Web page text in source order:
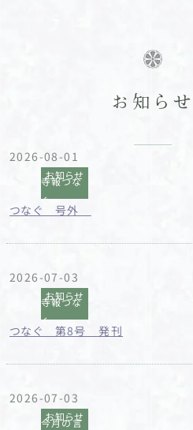
お知らせ
2026-08-01
お知らせ
寺報つな
ぐ
つなぐ 号外
2026-07-03
お知らせ
寺報つな
ぐ
つなぐ 第8号 発刊
2026-07-03
お知らせ
今月の言